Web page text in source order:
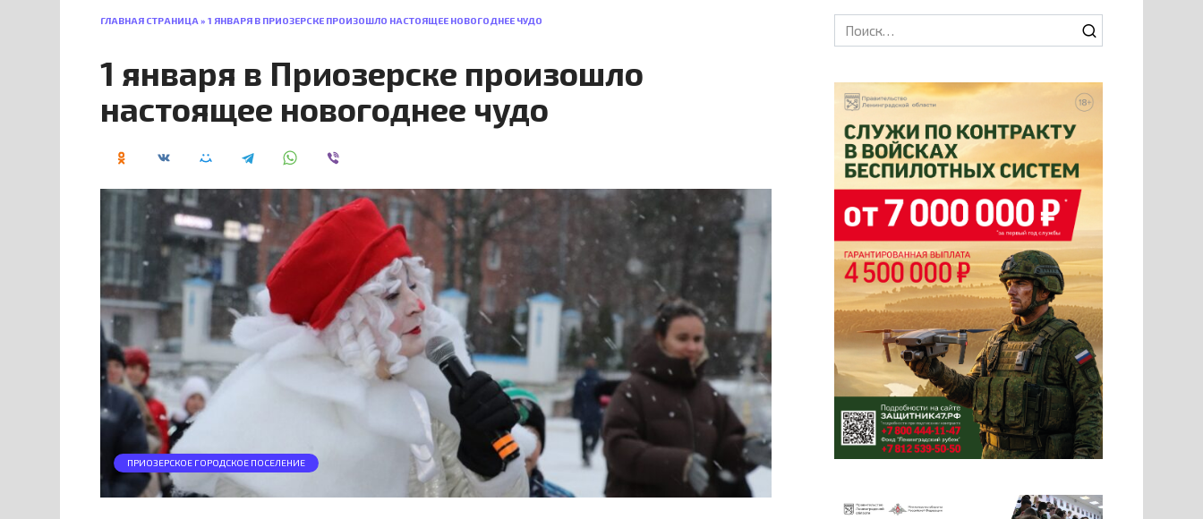
ГЛАВНАЯ СТРАНИЦА»1 ЯНВАРЯ В ПРИОЗЕРСКЕ ПРОИЗОШЛО НАСТОЯЩЕЕ НОВОГОДНЕЕ ЧУДО
1 января в Приозерске произошло
настоящее новогоднее чудо
ПРИОЗЕРСКОЕ ГОРОДСКОЕ ПОСЕЛЕНИЕ
Search
for: